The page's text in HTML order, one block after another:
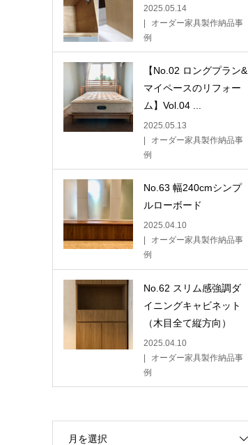
2025.05.14
オーダー家具製作納品事
例
【No.02 ロングプラン&
マイペースのリフォー
ム】Vol.04 ...
2025.05.13
オーダー家具製作納品事
例
No.63 幅240cmシンプ
ルローボード
2025.04.10
オーダー家具製作納品事
例
No.62 スリム感強調ダ
イニングキャビネット
（木目全て縦方向）
2025.04.10
オーダー家具製作納品事
例
月を選択